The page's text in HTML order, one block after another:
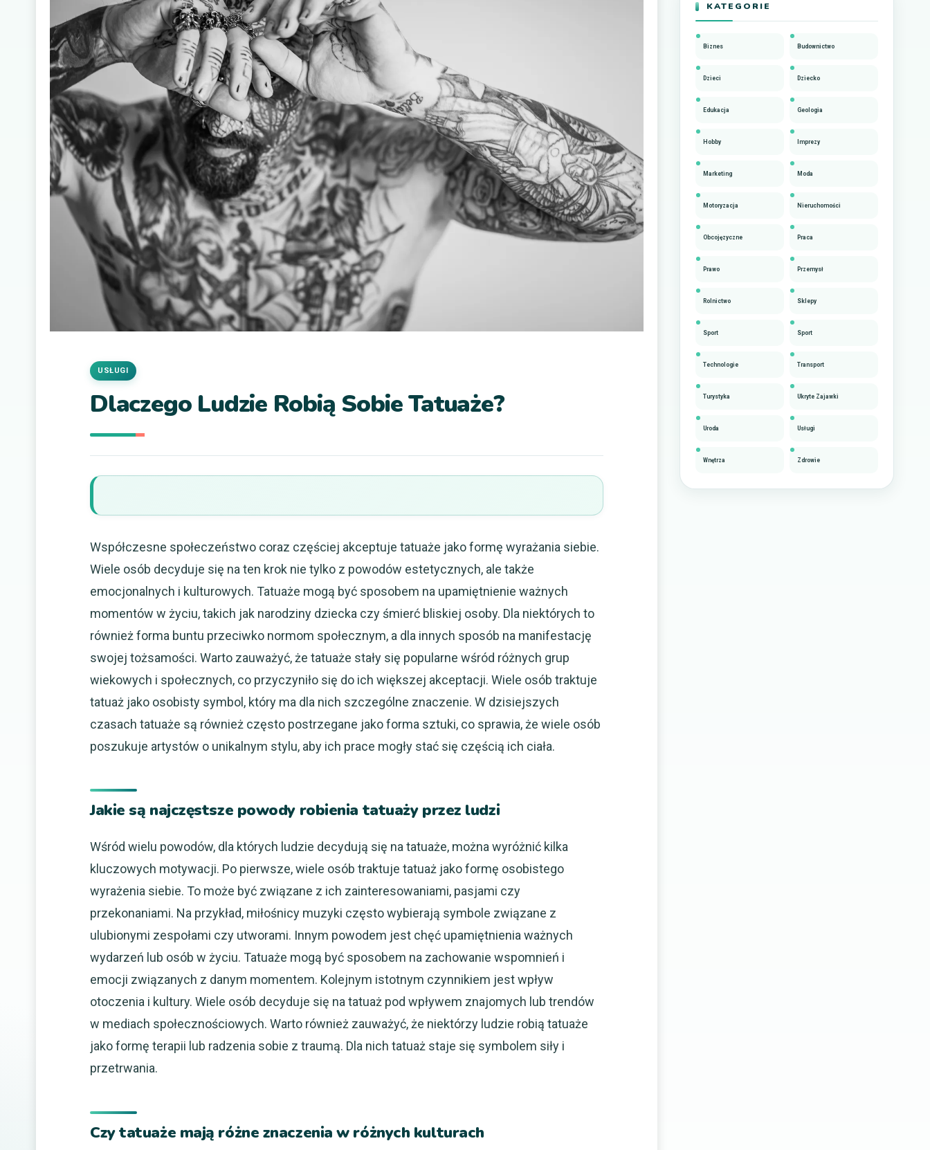
Dlaczego Ludzie Robią Sobie Tatuaże?
USŁUGI
Współczesne społeczeństwo coraz częściej akceptuje tatuaże jako formę wyrażania siebie.
Wiele osób decyduje się na ten krok nie tylko z powodów estetycznych, ale także
emocjonalnych i kulturowych. Tatuaże mogą być sposobem na upamiętnienie ważnych
momentów w życiu, takich jak narodziny dziecka czy śmierć bliskiej osoby. Dla niektórych to
również forma buntu przeciwko normom społecznym, a dla innych sposób na manifestację
swojej tożsamości. Warto zauważyć, że tatuaże stały się popularne wśród różnych grup
wiekowych i społecznych, co przyczyniło się do ich większej akceptacji. Wiele osób traktuje
tatuaż jako osobisty symbol, który ma dla nich szczególne znaczenie. W dzisiejszych
czasach tatuaże są również często postrzegane jako forma sztuki, co sprawia, że wiele osób
poszukuje artystów o unikalnym stylu, aby ich prace mogły stać się częścią ich ciała.
Jakie są najczęstsze powody robienia tatuaży przez ludzi
Wśród wielu powodów, dla których ludzie decydują się na tatuaże, można wyróżnić kilka
kluczowych motywacji. Po pierwsze, wiele osób traktuje tatuaż jako formę osobistego
wyrażenia siebie. To może być związane z ich zainteresowaniami, pasjami czy
przekonaniami. Na przykład, miłośnicy muzyki często wybierają symbole związane z
ulubionymi zespołami czy utworami. Innym powodem jest chęć upamiętnienia ważnych
wydarzeń lub osób w życiu. Tatuaże mogą być sposobem na zachowanie wspomnień i
emocji związanych z danym momentem. Kolejnym istotnym czynnikiem jest wpływ
otoczenia i kultury. Wiele osób decyduje się na tatuaż pod wpływem znajomych lub trendów
w mediach społecznościowych. Warto również zauważyć, że niektórzy ludzie robią tatuaże
jako formę terapii lub radzenia sobie z traumą. Dla nich tatuaż staje się symbolem siły i
przetrwania.
Czy tatuaże mają różne znaczenia w różnych kulturach
KATEGORIE
Biznes Budownictwo
Dzieci Dziecko
Edukacja Geologia
Hobby Imprezy
Marketing Moda
Motoryzacja Nieruchomości
Obcojęzyczne Praca
Prawo Przemysł
Rolnictwo Sklepy
Sport Sport
Technologie Transport
Turystyka Ukryte Zajawki
Uroda Usługi
Wnętrza Zdrowie